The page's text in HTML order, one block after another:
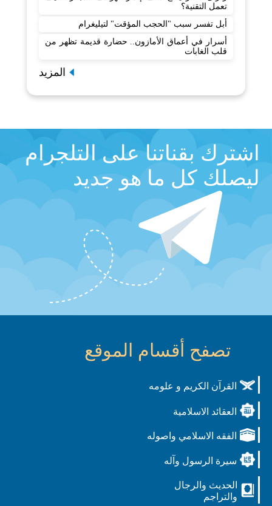
تعمل التقنية؟
أبل تفسر سبب "الحجب المؤقت" لتيليغرام
أسرار في أعماق الأمازون.. حضارة قديمة تظهر من
قلب الغابات
المزيد
اشترك بقناتنا على التلجرام
ليصلك كل ما هو جديد
تصفح أقسام الموقع
القرآن الكريم و علومه
العقائد الاسلامية
الفقه الاسلامي واصوله
سيرة الرسول وآله
الحديث والرجال
والتراجم